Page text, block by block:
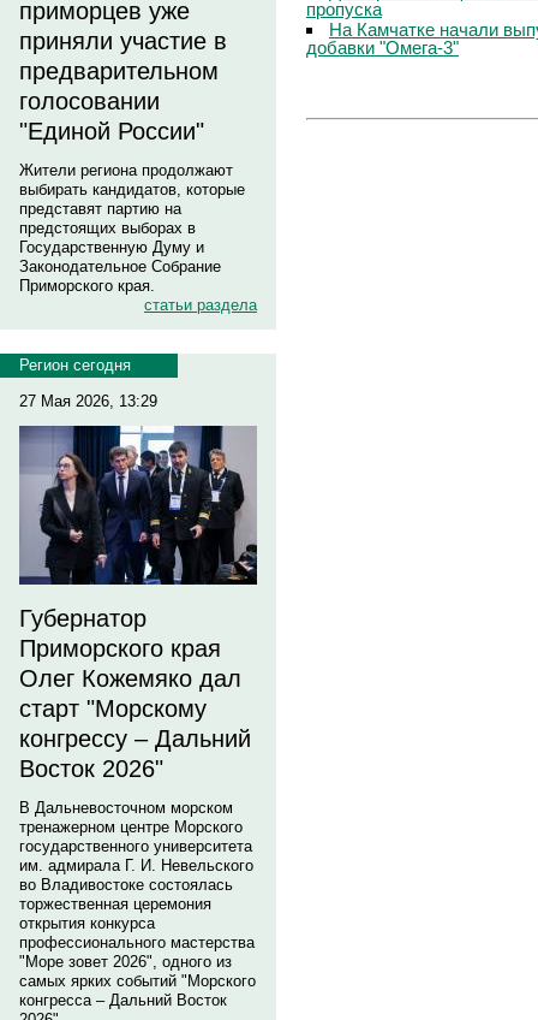
приморцев уже
приняли участие в
предварительном
голосовании
"Единой России"
Жители региона продолжают
выбирать кандидатов, которые
представят партию на
предстоящих выборах в
Государственную Думу и
Законодательное Собрание
Приморского края.
статьи раздела
Регион сегодня
27 Мая 2026, 13:29
Губернатор
Приморского края
Олег Кожемяко дал
старт "Морскому
конгрессу – Дальний
Восток 2026"
В Дальневосточном морском
тренажерном центре Морского
государственного университета
им. адмирала Г. И. Невельского
во Владивостоке состоялась
торжественная церемония
открытия конкурса
профессионального мастерства
"Море зовет 2026", одного из
самых ярких событий "Морского
конгресса – Дальний Восток
пропуска
На Камчатке начали
добавки "Омега-3"